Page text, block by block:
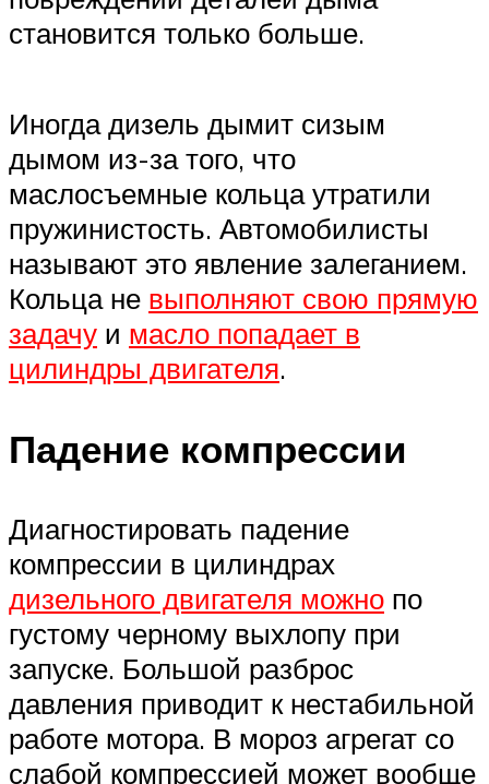
становится только больше.
Иногда дизель дымит сизым
дымом из-за того, что
маслосъемные кольца утратили
пружинистость. Автомобилисты
называют это явление залеганием.
Кольца не выполняют свою прямую
задачу и масло попадает в
цилиндры двигателя.
Падение компрессии
Диагностировать падение
компрессии в цилиндрах
дизельного двигателя можно по
густому черному выхлопу при
запуске. Большой разброс
давления приводит к нестабильной
работе мотора. В мороз агрегат со
слабой компрессией может вообще